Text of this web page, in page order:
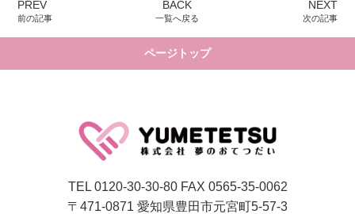
PREV
前の記事
BACK
一覧へ戻る
NEXT
次の記事
ページトップ
TEL 0120-30-30-80 FAX 0565-35-0062
〒471-0871 愛知県豊田市元宮町5-57-3